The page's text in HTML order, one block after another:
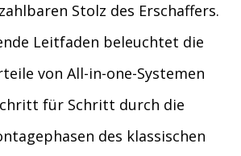
Stolz des Erschaffers.
Leitfaden beleuchtet die
von All-in-one-Systemen
für Schritt durch die
des klassischen